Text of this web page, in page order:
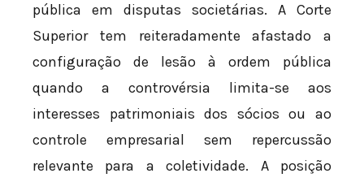
pública em disputas societárias. A Corte
Superior tem reiteradamente afastado a
configuração de lesão à ordem pública
quando a controvérsia limita-se aos
interesses patrimoniais dos sócios ou ao
controle empresarial sem repercussão
relevante para a coletividade. A posição